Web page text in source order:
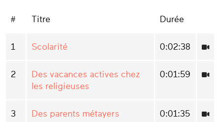
# Titre Durée
1 Scolarité 0:02:38
2
Des vacances actives chez
les religieuses
0:01:59
3 Des parents métayers 0:01:35